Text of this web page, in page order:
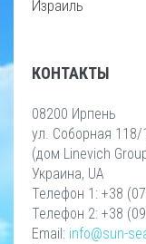
Израиль
КОНТАКТЫ
08200 Ирпень
ул. Соборная 118/
(дом Linevich
Украина, UA
Телефон 1: +38
Телефон 2: +38
Email: info@sun-